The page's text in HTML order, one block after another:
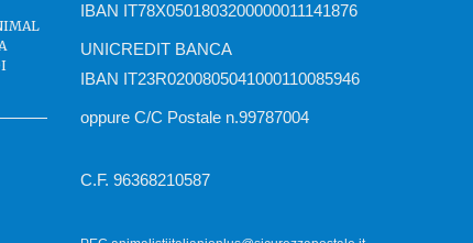
IBAN IT78X0501803200000011141876
UNICREDIT BANCA
IBAN IT23R0200805041000110085946
oppure C/C Postale n.99787004
C.F. 96368210587